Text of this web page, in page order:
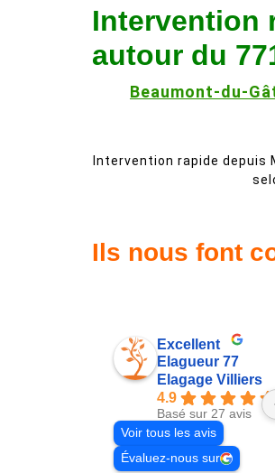
Intervention
autour du
Beaumont-du-
Intervention rapide
Ils nous font
Excellent
Elagueur 77
Elagage Villiers
4.9
Basé sur 27 avis
Voir tous les avis
Évaluez-nous sur